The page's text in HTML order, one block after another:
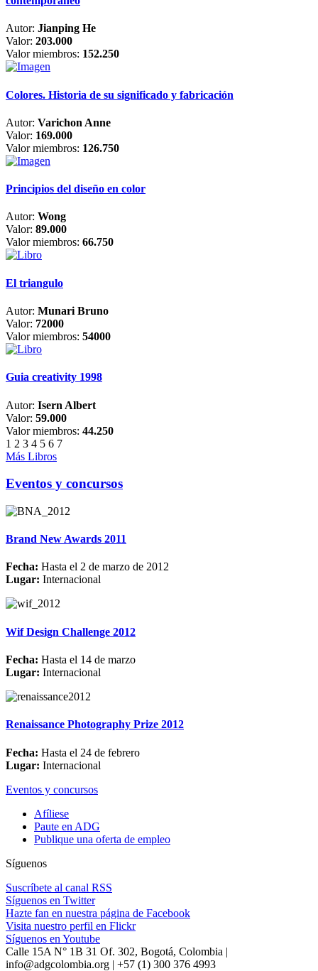
Autor: Jianping He
Valor: 203.000
Valor miembros: 152.250
Colores. Historia de su significado y fabricación
Autor: Varichon Anne
Valor: 169.000
Valor miembros: 126.750
Principios del diseño en color
Autor: Wong
Valor: 89.000
Valor miembros: 66.750
El triangulo
Autor: Munari Bruno
Valor: 72000
Valor miembros: 54000
Guia creativity 1998
Autor: Isern Albert
Valor: 59.000
Valor miembros: 44.250
1 2 3 4 5 6 7
Más Libros
Eventos y concursos
Brand New Awards 2011
Fecha: Hasta el 2 de marzo de 2012
Lugar: Internacional
Wif Design Challenge 2012
Fecha: Hasta el 14 de marzo
Lugar: Internacional
Renaissance Photography Prize 2012
Fecha: Hasta el 24 de febrero
Lugar: Internacional
Eventos y concursos
Afíliese
Paute en ADG
Publique una oferta de empleo
Síguenos
Suscríbete al canal RSS
Síguenos en Twitter
Hazte fan en nuestra página de Facebook
Visita nuestro perfil en Flickr
Síguenos en Youtube
Calle 15A N° 1B 31 Of. 302, Bogotá, Colombia |
info@adgcolombia.org | +57 (1) 300 376 4993